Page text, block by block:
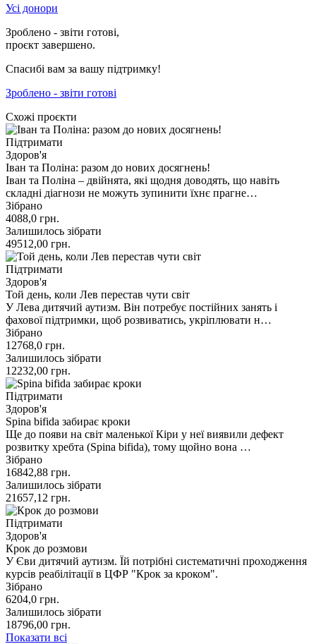
Усі донори
Зроблено - звіти готові,
проєкт завершено.
Спасибі вам за вашу підтримку!
Зроблено - звіти готові
Схожі проєкти
Підтримати
Здоров'я
Іван та Поліна: разом до нових досягнень!
Іван та Поліна – двійнята, які щодня доводять, що навіть
складні діагнози не можуть зупинити їхнє прагне…
Зібрано
4088,0 грн.
Залишилось зібрати
49512,00 грн.
Підтримати
Здоров'я
Той день, коли Лев перестав чути світ
У Лева дитячий аутизм. Він потребує постійних занять і
фахової підтримки, щоб розвиватись, укріплювати н…
Зібрано
12768,0 грн.
Залишилось зібрати
12232,00 грн.
Підтримати
Здоров'я
Spina bifida забирає кроки
Ще до появи на світ маленької Кіри у неї виявили дефект
розвитку хребта (Spina bifida), тому щойно вона …
Зібрано
16842,88 грн.
Залишилось зібрати
21657,12 грн.
Підтримати
Здоров'я
Крок до розмови
У Єви дитячий аутизм. Їй потрібні систематичні проходження
курсів реабілітації в ЦФР "Крок за кроком".
Зібрано
6204,0 грн.
Залишилось зібрати
18796,00 грн.
Показати всі